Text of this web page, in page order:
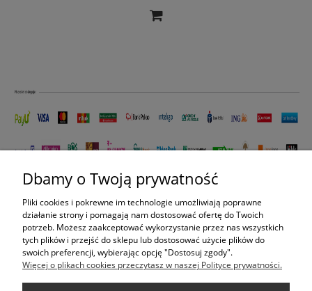
ZAKUPY
POMOC
Dbamy o Twoją prywatność
Pliki cookies i pokrewne im technologie umożliwiają poprawne
działanie strony i pomagają nam dostosować ofertę do Twoich
potrzeb. Możesz zaakceptować wykorzystanie przez nas wszystkich
tych plików i przejść do sklepu lub dostosować użycie plików do
swoich preferencji, wybierając opcję "Dostosuj zgody".
Więcej o plikach cookies przeczytasz w naszej Polityce prywatności.